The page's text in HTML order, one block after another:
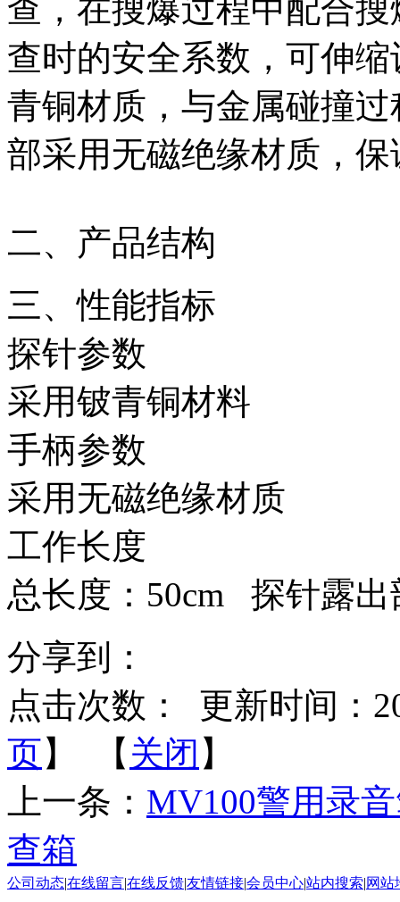
查，在搜爆过程中配合
查时的安全系数，可伸
青铜材质，与金属碰撞
部采用无磁绝缘材质，
二、产品结构
三、性能指标
探针参数
采用铍青铜材料
手柄参数
采用无磁绝缘材质
工作长度
总长度：50cm 探针露出
分享到：
点击次数：
更新时间：
页】 【 关闭 】
上一条： MV100警用录
查箱
公司动态|在线留言|在线反馈|友情链接|会员中心|站内搜索|网站